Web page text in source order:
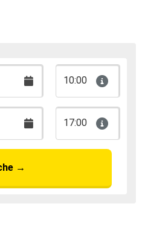
10:00
17:00
→